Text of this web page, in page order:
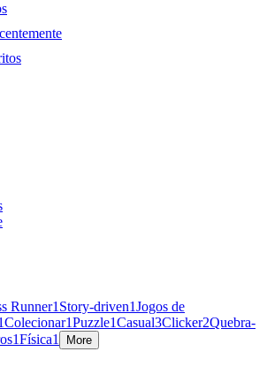
Runner1 Story-driven1Jogos de
Colecionar1Puzzle1Casual3Clicker2Quebra-
1Física1 More